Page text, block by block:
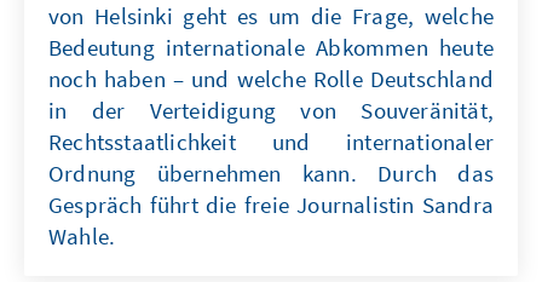
von Helsinki geht es um die Frage, welche
Bedeutung internationale Abkommen heute
noch haben – und welche Rolle Deutschland
in der Verteidigung von Souveränität,
Rechtsstaatlichkeit und internationaler
Ordnung übernehmen kann. Durch das
Gespräch führt die freie Journalistin Sandra
Wahle.